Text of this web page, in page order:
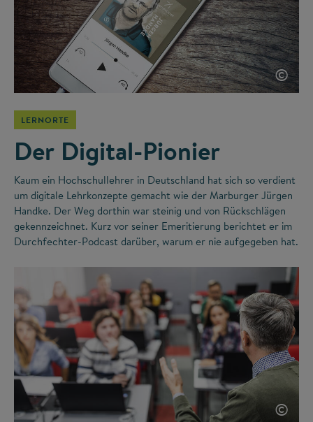
©
LERNORTE
Der Digital-Pionier
Kaum ein Hochschullehrer in Deutschland hat sich so verdient
um digitale Lehrkonzepte gemacht wie der Marburger Jürgen
Handke. Der Weg dorthin war steinig und von Rückschlägen
gekennzeichnet. Kurz vor seiner Emeritierung berichtet er im
Durchfechter-Podcast darüber, warum er nie aufgegeben hat.
©